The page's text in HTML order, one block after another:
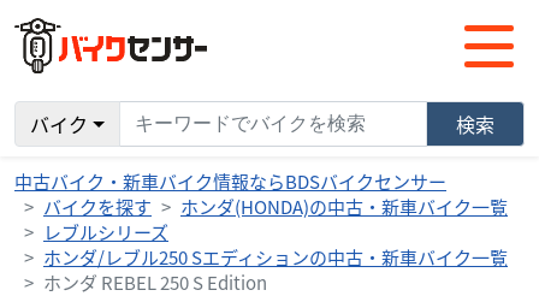
バイク 検索
中古バイク・新車バイク情報ならBDSバイクセンサー
バイクを探す
ホンダ(HONDA)の中古・新車バイク一覧
レブルシリーズ
ホンダ/レブル250 Sエディションの中古・新車バイク一覧
ホンダ REBEL 250 S Edition